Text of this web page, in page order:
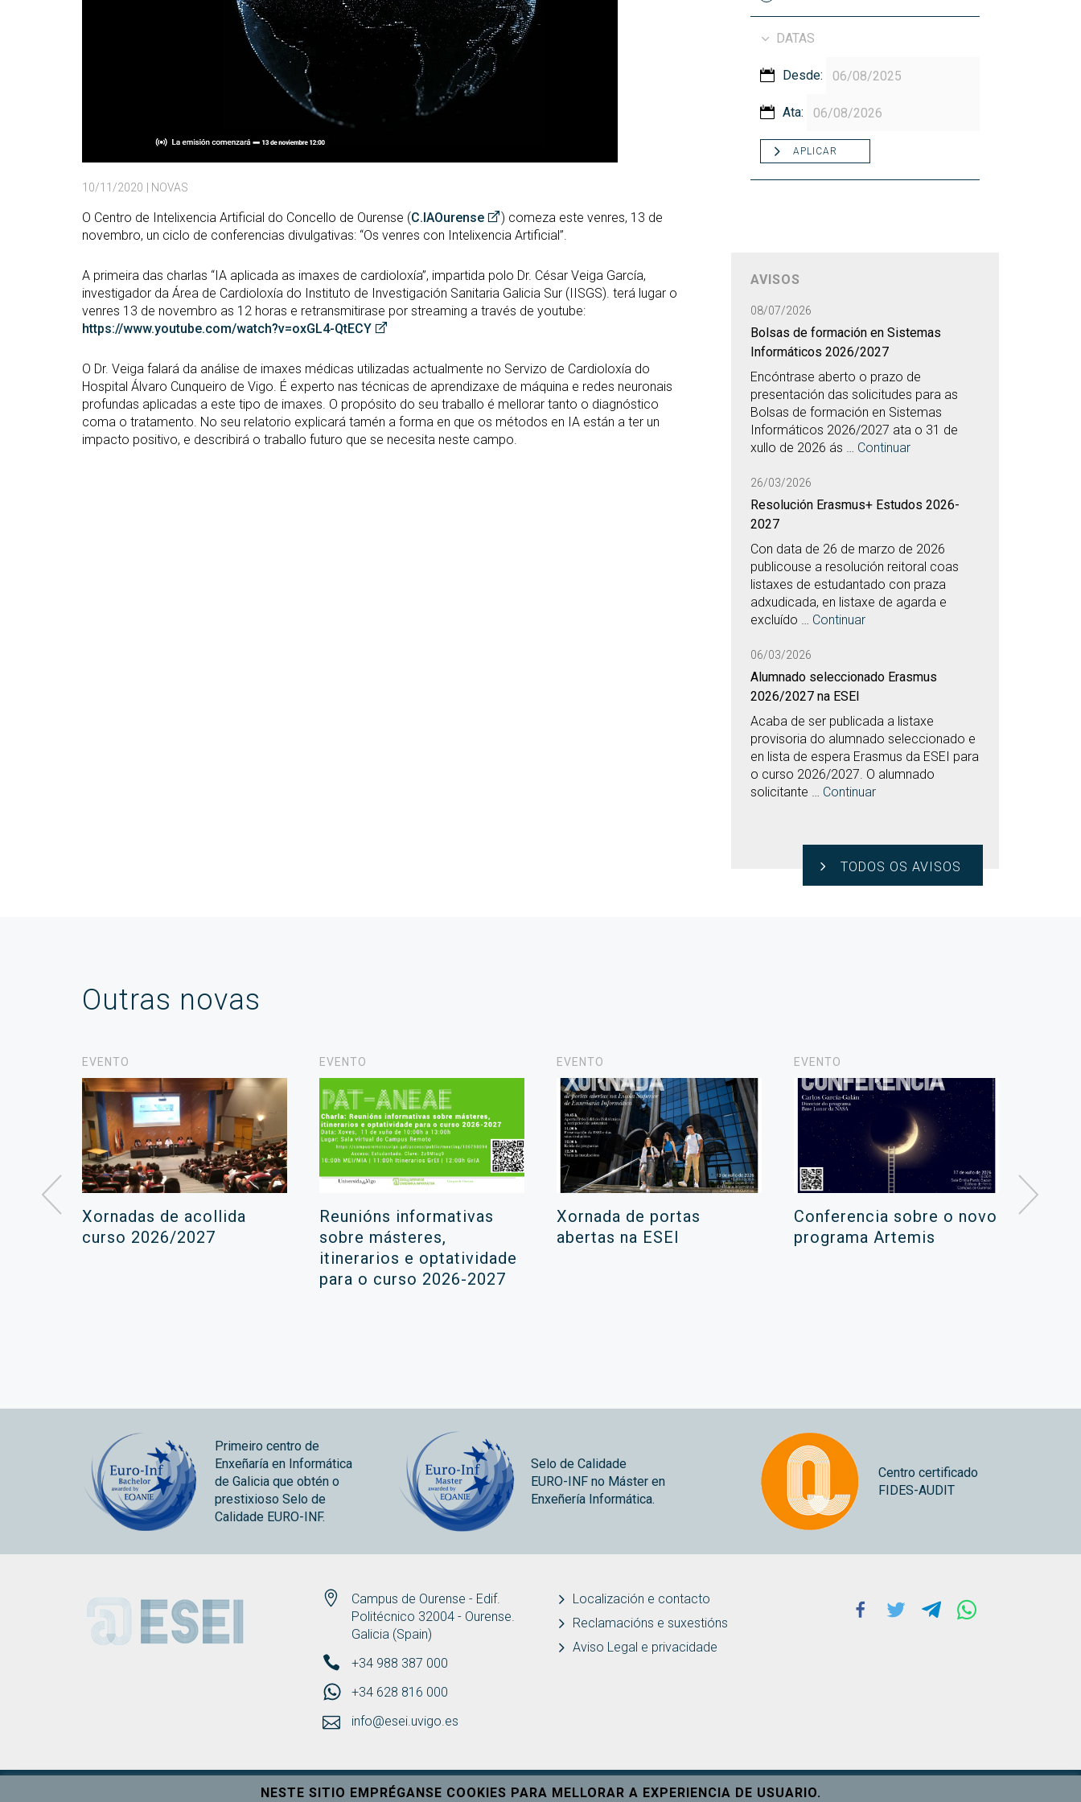
10/11/2020 | NOVAS
O Centro de Intelixencia Artificial do Concello de Ourense (C.IAOurense
) comeza este venres, 13 de
novembro, un ciclo de conferencias divulgativas: “Os venres con Intelixencia Artificial”.
A primeira das charlas “IA aplicada as imaxes de cardioloxía”, impartida polo Dr. César Veiga García,
investigador da Área de Cardioloxía do Instituto de Investigación Sanitaria Galicia Sur (IISGS). terá lugar o
venres 13 de novembro as 12 horas e retransmitirase por streaming a través de youtube:
https://www.youtube.com/watch?v=oxGL4-QtECY
O Dr. Veiga falará da análise de imaxes médicas utilizadas actualmente no Servizo de Cardioloxía do
Hospital Álvaro Cunqueiro de Vigo. É experto nas técnicas de aprendizaxe de máquina e redes neuronais
profundas aplicadas a este tipo de imaxes. O propósito do seu traballo é mellorar tanto o diagnóstico
coma o tratamento. No seu relatorio explicará tamén a forma en que os métodos en IA están a ter un
impacto positivo, e describirá o traballo futuro que se necesita neste campo.
DATAS
Desde:
Ata:
APLICAR
AVISOS
08/07/2026
Bolsas de formación en Sistemas
Informáticos 2026/2027
Encóntrase aberto o prazo de
presentación das solicitudes para as
Bolsas de formación en Sistemas
Informáticos 2026/2027 ata o 31 de
xullo de 2026 ás … Continuar
26/03/2026
Resolución Erasmus+ Estudos 2026-
2027
Con data de 26 de marzo de 2026
publicouse a resolución reitoral coas
listaxes de estudantado con praza
adxudicada, en listaxe de agarda e
excluído … Continuar
06/03/2026
Alumnado seleccionado Erasmus
2026/2027 na ESEI
Acaba de ser publicada a listaxe
provisoria do alumnado seleccionado e
en lista de espera Erasmus da ESEI para
o curso 2026/2027. O alumnado
solicitante … Continuar
TODOS OS AVISOS
Outras novas
EVENTO
Xornadas de acollida
curso 2026/2027
EVENTO
Reunións informativas
sobre másteres,
itinerarios e optatividade
para o curso 2026-2027
EVENTO
Xornada de portas
abertas na ESEI
EVENTO
Conferencia sobre o novo
programa Artemis
Primeiro centro de
Enxeñaría en Informática
de Galicia que obtén o
prestixioso Selo de
Calidade EURO-INF.
Selo de Calidade
EURO-INF no Máster en
Enxeñería Informática.
Centro certificado
FIDES-AUDIT
ESEI
Campus de Ourense - Edif.
Politécnico 32004 - Ourense.
Galicia (Spain)
+34 988 387 000
+34 628 816 000
info@esei.uvigo.es
Localización e contacto
Reclamacións e suxestións
Aviso Legal e privacidade
Facebook
Twitter Telegram
NESTE SITIO EMPRÉGANSE COOKIES PARA MELLORAR A EXPERIENCIA DE USUARIO.